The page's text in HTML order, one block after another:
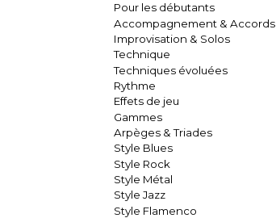
Pour les débutants
Accompagnement & Accords
Improvisation & Solos
Technique
Techniques évoluées
Rythme
Effets de jeu
Gammes
Arpèges & Triades
Style Blues
Style Rock
Style Métal
Style Jazz
Style Flamenco